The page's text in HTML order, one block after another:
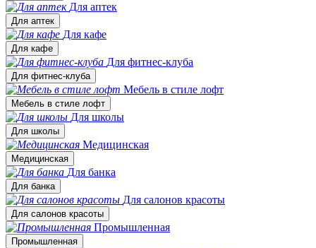
Для аптек
Для аптек
Для кафе
Для кафе
Для фитнес-клуба
Для фитнес-клуба
Мебель в стиле лофт
Мебель в стиле лофт
Для школы
Для школы
Медицинская
Медицинская
Для банка
Для банка
Для салонов красоты
Для салонов красоты
Промышленная
Промышленная